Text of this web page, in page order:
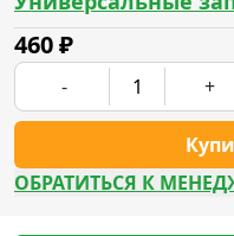
460₽
- +
ОБРАТИТЬСЯ К